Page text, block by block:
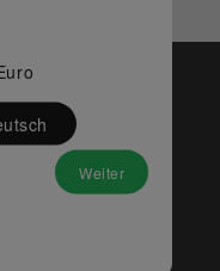
Weiter